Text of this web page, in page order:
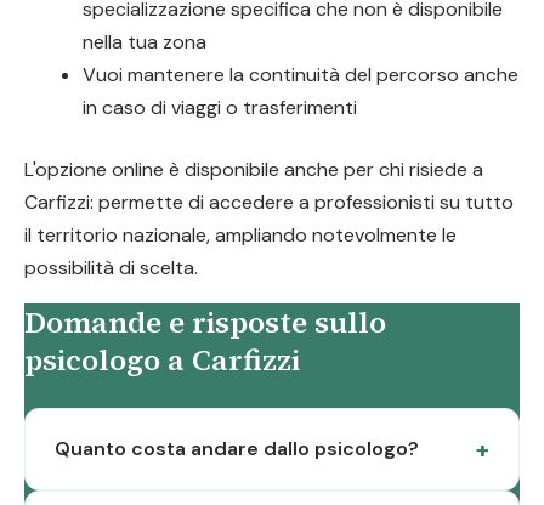
specializzazione specifica che non è disponibile
nella tua zona
Vuoi mantenere la continuità del percorso anche
in caso di viaggi o trasferimenti
L'opzione online è disponibile anche per chi risiede a
Carfizzi: permette di accedere a professionisti su tutto
il territorio nazionale, ampliando notevolmente le
possibilità di scelta.
Domande e risposte sullo
psicologo a Carfizzi
Quanto costa andare dallo psicologo?